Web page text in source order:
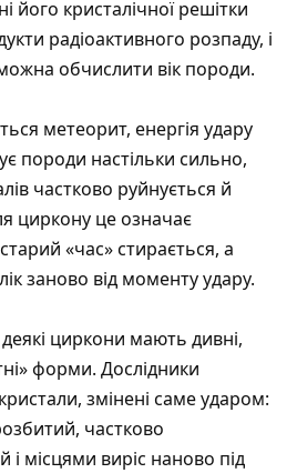
його кристалічної решітки
радіоактивного розпаду, і
обчислити вік породи.
метеорит, енергія удару
породи настільки сильно,
частково руйнується й
циркону це означає
«час» стирається, а
заново від моменту удару.
циркони мають дивні,
форми. Дослідники
змінені саме ударом:
частково
і місцями виріс наново під